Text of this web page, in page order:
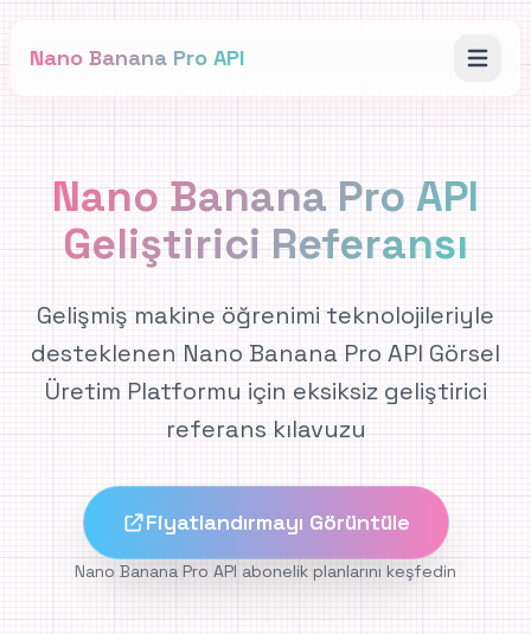
Nano Banana Pro API
Nano Banana Pro API
Geliştirici Referansı
Gelişmiş makine öğrenimi teknolojileriyle
desteklenen Nano Banana Pro API Görsel
Üretim Platformu için eksiksiz geliştirici
referans kılavuzu
Fiyatlandırmayı Görüntüle
Nano Banana Pro API abonelik planlarını keşfedin